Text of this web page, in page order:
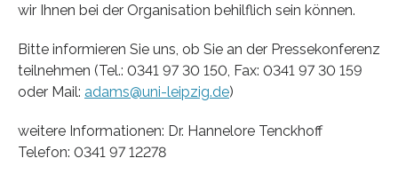
wir Ihnen bei der Organisation behilflich sein können.
Bitte informieren Sie uns, ob Sie an der Pressekonferenz
teilnehmen (Tel.: 0341 97 30 150, Fax: 0341 97 30 159
oder Mail: adams@uni-leipzig.de)
weitere Informationen: Dr. Hannelore Tenckhoff
Telefon: 0341 97 12278